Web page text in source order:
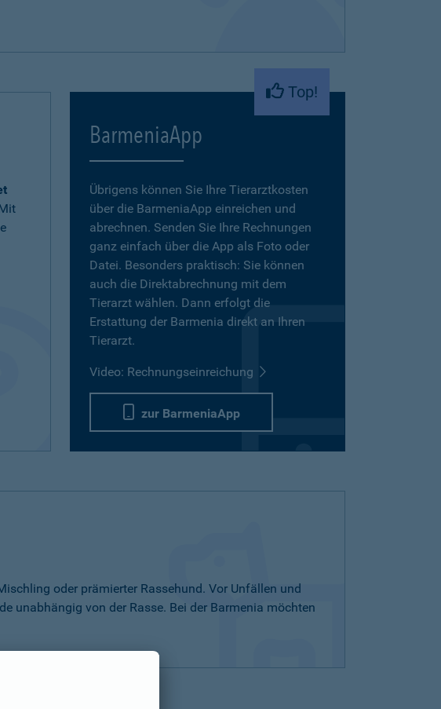
Top!
BarmeniaApp
Übrigens können Sie Ihre Tierarztkosten
über die BarmeniaApp einreichen und
abrechnen. Senden Sie Ihre Rechnungen
ganz einfach über die App als Foto oder
Datei. Besonders praktisch: Sie können
auch die Direktabrechnung mit dem
Tierarzt wählen. Dann erfolgt die
Erstattung der Barmenia direkt an Ihren
Tierarzt.
Video: Rechnungseinreichung
zur BarmeniaApp
oder prämierter Rassehund. Vor Unfällen und
unabhängig von der Rasse. Bei der Barmenia möchten